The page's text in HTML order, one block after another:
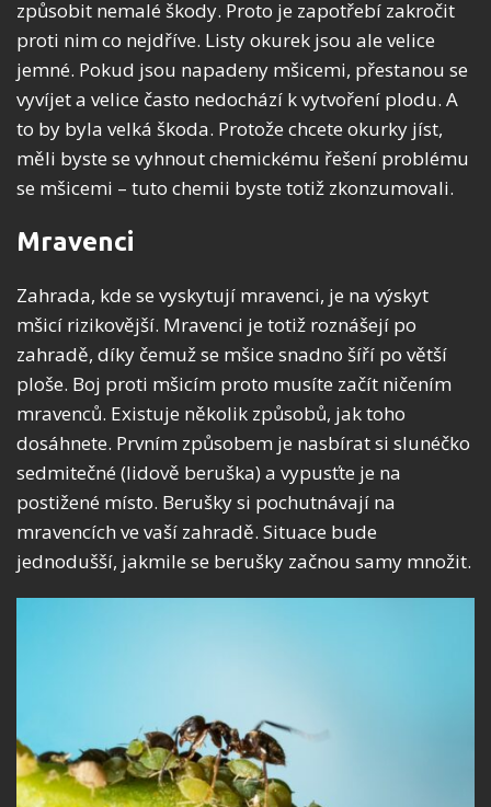
způsobit nemalé škody. Proto je zapotřebí zakročit
proti nim co nejdříve. Listy okurek jsou ale velice
jemné. Pokud jsou napadeny mšicemi, přestanou se
vyvíjet a velice často nedochází k vytvoření plodu. A
to by byla velká škoda. Protože chcete okurky jíst,
měli byste se vyhnout chemickému řešení problému
se mšicemi – tuto chemii byste totiž zkonzumovali.
Mravenci
Zahrada, kde se vyskytují mravenci, je na výskyt
mšicí rizikovější. Mravenci je totiž roznášejí po
zahradě, díky čemuž se mšice snadno šíří po větší
ploše. Boj proti mšicím proto musíte začít ničením
mravenců. Existuje několik způsobů, jak toho
dosáhnete. Prvním způsobem je nasbírat si slunéčko
sedmitečné (lidově beruška) a vypusťte je na
postižené místo. Berušky si pochutnávají na
mravencích ve vaší zahradě. Situace bude
jednodušší, jakmile se berušky začnou samy množit.